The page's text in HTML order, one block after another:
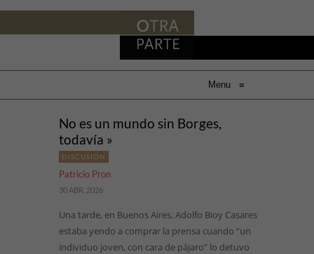
Menu ≡
No es un mundo sin Borges,
todavía »
DISCUSIÓN
Patricio Pron
30 ABR, 2026
Una tarde, en Buenos Aires, Adolfo Bioy Casares
estaba yendo a comprar la prensa cuando “un
individuo joven, con cara de pájaro” lo detuvo